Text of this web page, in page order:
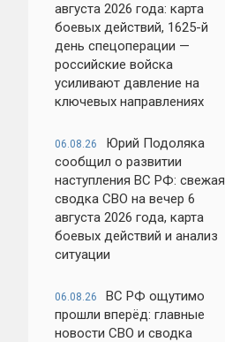
августа 2026 года: карта
боевых действий, 1625-й
день спецоперации —
российские войска
усиливают давление на
ключевых направлениях
06.08.26
Юрий Подоляка
сообщил о развитии
наступления ВС РФ: свежая
сводка СВО на вечер 6
августа 2026 года, карта
боевых действий и анализ
ситуации
06.08.26
ВС РФ ощутимо
прошли вперёд: главные
новости СВО и сводка